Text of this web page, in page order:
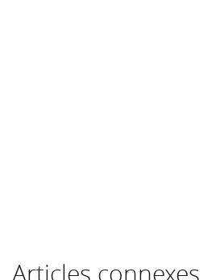
Articles connexes